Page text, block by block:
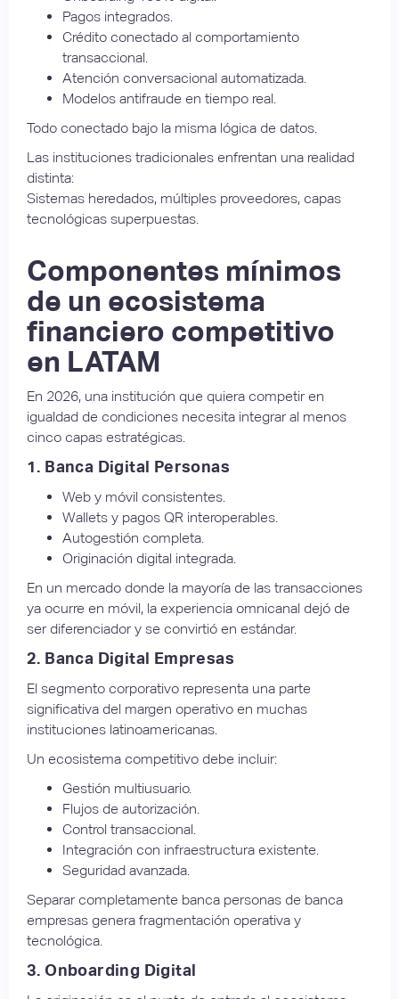
Pagos integrados.
Crédito conectado al comportamiento
transaccional.
Atención conversacional automatizada.
Modelos antifraude en tiempo real.
Todo conectado bajo la misma lógica de datos.
Las instituciones tradicionales enfrentan una realidad
distinta:
Sistemas heredados, múltiples proveedores, capas
tecnológicas superpuestas.
Componentes mínimos
de un ecosistema
financiero competitivo
en LATAM
En 2026, una institución que quiera competir en
igualdad de condiciones necesita integrar al menos
cinco capas estratégicas.
1. Banca Digital Personas
Web y móvil consistentes.
Wallets y pagos QR interoperables.
Autogestión completa.
Originación digital integrada.
En un mercado donde la mayoría de las transacciones
ya ocurre en móvil, la experiencia omnicanal dejó de
ser diferenciador y se convirtió en estándar.
2. Banca Digital Empresas
El segmento corporativo representa una parte
significativa del margen operativo en muchas
instituciones latinoamericanas.
Un ecosistema competitivo debe incluir:
Gestión multiusuario.
Flujos de autorización.
Control transaccional.
Integración con infraestructura existente.
Seguridad avanzada.
Separar completamente banca personas de banca
empresas genera fragmentación operativa y
tecnológica.
3. Onboarding Digital